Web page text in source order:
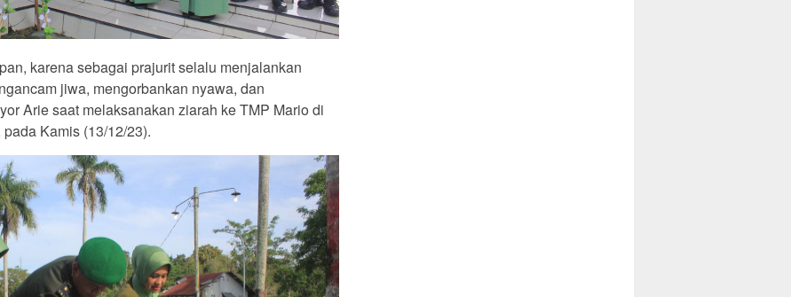
karena sebagai prajurit selalu menjalankan
jiwa, mengorbankan nyawa, dan
Arie saat melaksanakan ziarah ke TMP Mario di
Kamis (13/12/23).